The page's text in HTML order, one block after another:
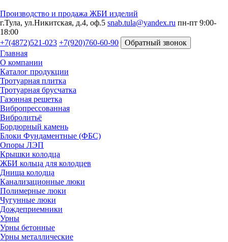
Производство и продажа ЖБИ изделий
г.Тула, ул.Никитская, д.4, оф.5 snab.tula@yandex.ru пн-пт 9:00-
18:00
+7(4872)521-023 +7(920)760-60-90
Обратный звонок
Главная
О компании
Каталог продукции
Тротуарная плитка
Тротуарная брусчатка
Газонная решетка
Вибропрессованная
Вибролитьё
Бордюрный камень
Блоки Фундаментные (ФБС)
Опоры ЛЭП
Крышки колодца
ЖБИ кольца для колодцев
Днища колодца
Канализационные люки
Полимерные люки
Чугунные люки
Дождеприемники
Урны
Урны бетонные
Урны металлические